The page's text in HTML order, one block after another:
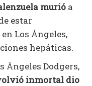
murió a
estar
Los Ángeles,
hepáticas.
Ángeles Dodgers,
inmortal dio